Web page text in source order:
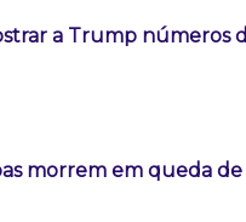
a Trump números
morrem em queda